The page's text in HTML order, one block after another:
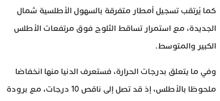
كما يُرتقب تسجيل أمطار متفرقة بالسهول الأطلسية شمال
الجديدة، مع استمرار تساقط الثلوج فوق مرتفعات الأطلس
الكبير والمتوسط.
وفي ما يتعلق بدرجات الحرارة، فستعرف الدنيا منها انخفاضا
ملحوظا بالأطلس، إذ قد تصل إلى ناقص 10 درجات، مع برودة